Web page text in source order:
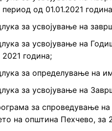
од 01.01.2021
за усвојување на
за усвојување на
година;
за определување на
за усвојување на
за спроведување
на општина Пехчево, за